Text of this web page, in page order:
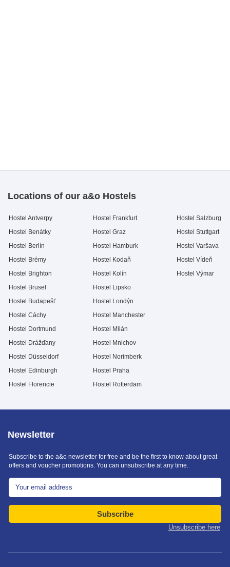
Locations of our a&o Hostels
Hostel Antverpy
Hostel Benátky
Hostel Berlín
Hostel Brémy
Hostel Brighton
Hostel Brusel
Hostel Budapešť
Hostel Cáchy
Hostel Dortmund
Hostel Drážďany
Hostel Düsseldorf
Hostel Edinburgh
Hostel Florencie
Hostel Frankfurt
Hostel Graz
Hostel Hamburk
Hostel Kodaň
Hostel Kolín
Hostel Lipsko
Hostel Londýn
Hostel Manchester
Hostel Milán
Hostel Mnichov
Hostel Norimberk
Hostel Praha
Hostel Rotterdam
Hostel Salzburg
Hostel Stuttgart
Hostel Varšava
Hostel Vídeň
Hostel Výmar
Newsletter
Subscribe to the a&o newsletter for free and be the first to know about great
offers and voucher promotions. You can unsubscribe at any time.
Subscribe
Unsubscribe here